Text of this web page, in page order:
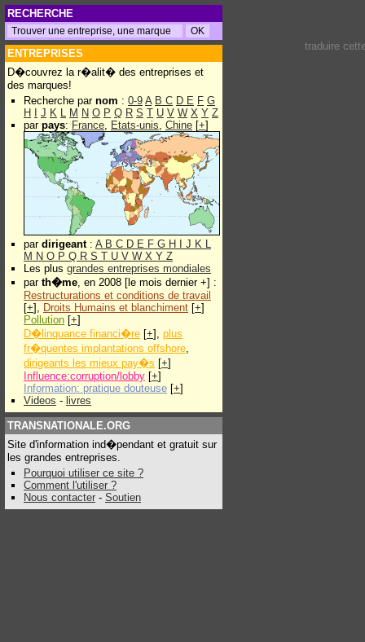
RECHERCHE
ENTREPRISES
D�couvrez la r�alit� des entreprises et
des marques!
Recherche par nom : 0-9 A B C D E F G
H
J K L M N O P Q R S T U V W X Y Z
par pays: France, Etats-unis, Chine [+]
par dirigeant: A B C D E F G H J K L
M N O P Q R S T U V W X Y Z
Les plus grandes entreprises mondiales
par th�me, en 2008 [le mois dernier +] :
Restructurations et conditions de travail
[+], Droits Humains et blanchiment [+]
Pollution [+]
D�linquance financi�re [+], plus
fr�quentes implantations offshore,
dirigeants les mieux pay�s [+]
Influence:corruption/lobby [+]
Information: pratique douteuse [+]
Videos - livres
TRANSNATIONALE.ORG
Site d'information ind�pendant et gratuit sur
les grandes entreprises.
Pourquoi utiliser ce site ?
Comment l'utiliser ?
Nous contacter - Soutien
traduire